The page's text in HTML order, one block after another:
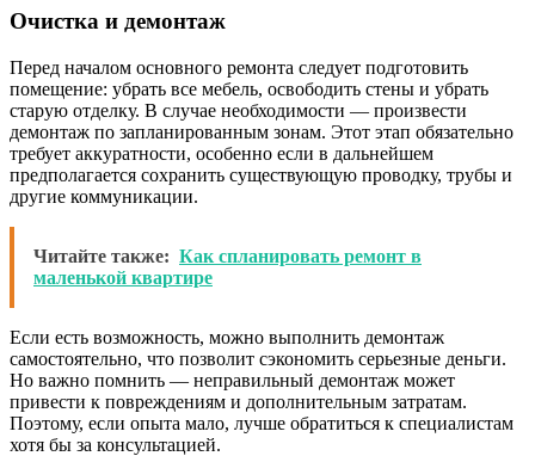
Очистка и демонтаж
Перед началом основного ремонта следует подготовить
помещение: убрать все мебель, освободить стены и убрать
старую отделку. В случае необходимости — произвести
демонтаж по запланированным зонам. Этот этап обязательно
требует аккуратности, особенно если в дальнейшем
предполагается сохранить существующую проводку, трубы и
другие коммуникации.
Читайте также: Как спланировать ремонт в
маленькой квартире
Если есть возможность, можно выполнить демонтаж
самостоятельно, что позволит сэкономить серьезные деньги.
Но важно помнить — неправильный демонтаж может
привести к повреждениям и дополнительным затратам.
Поэтому, если опыта мало, лучше обратиться к специалистам
хотя бы за консультацией.